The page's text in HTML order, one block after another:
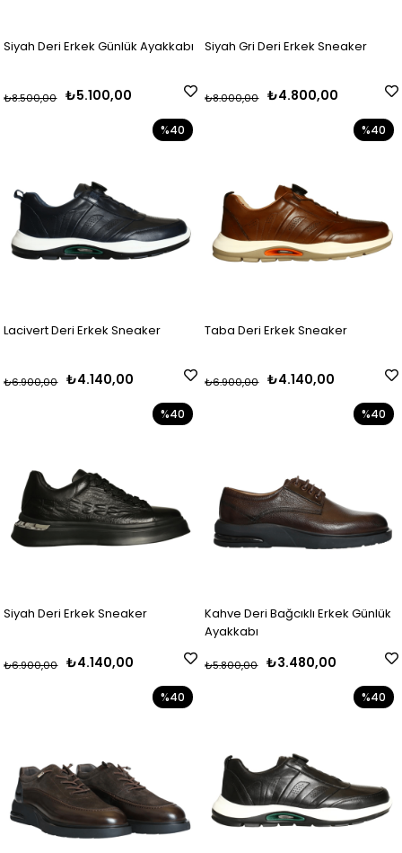
Siyah Deri Erkek Günlük Ayakkabı
₺5.100,00
₺8.500,00
Siyah Gri Deri Erkek Sneaker
₺4.800,00
₺8.000,00
Lacivert Deri Erkek Sneaker
₺4.140,00
₺6.900,00
%40
Taba Deri Erkek Sneaker
₺4.140,00
₺6.900,00
%40
Siyah Deri Erkek Sneaker
₺4.140,00
₺6.900,00
%40
Kahve Deri Bağcıklı Erkek Günlük
Ayakkabı
₺3.480,00
₺5.800,00
%40
%40 %40